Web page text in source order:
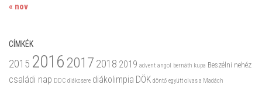
« nov
CÍMKÉK
2015 20162017 2018 2019 advent angol bernáth kupa Beszélni nehéz
családi nap DDC diákcsere diákolimpia DÖK döntő együtt olvas a Madách